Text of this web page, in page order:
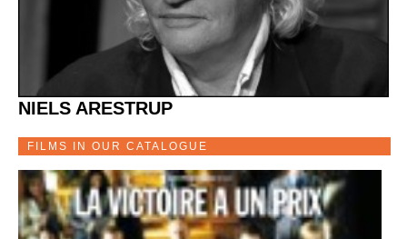
NIELS ARESTRUP
FILMS IN OUR CATALOGUE